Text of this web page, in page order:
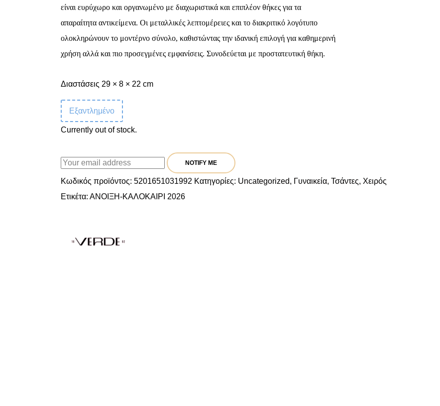
είναι ευρύχωρο και οργανωμένο με διαχωριστικά και επιπλέον θήκες για τα
απαραίτητα αντικείμενα. Οι μεταλλικές λεπτομέρειες και το διακριτικό λογότυπο
ολοκληρώνουν το μοντέρνο σύνολο, καθιστώντας την ιδανική επιλογή για καθημερινή
χρήση αλλά και πιο προσεγμένες εμφανίσεις. Συνοδεύεται με προστατευτική θήκη.
Διαστάσεις 29 × 8 × 22 cm
Εξαντλημένο
Currently out of stock.
NOTIFY ME
Κωδικός προϊόντος: 5201651031992 Κατηγορίες: Uncategorized, Γυναικεία, Τσάντες, Χειρός
Ετικέτα: ΑΝΟΙΞΗ-ΚΑΛΟΚΑΙΡΙ 2026